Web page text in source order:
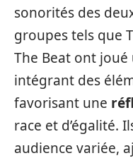
sonorités des
groupes tels que
The Beat ont
intégrant des
favorisant une
race et d’égalité.
audience variée,